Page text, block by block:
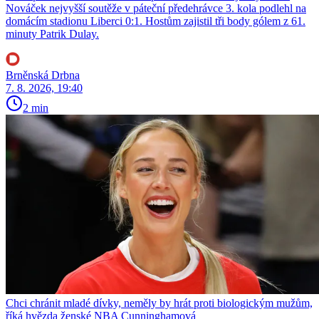
Nováček nejvyšší soutěže v páteční předehrávce 3. kola podlehl na
domácím stadionu Liberci 0:1. Hostům zajistil tři body gólem z 61.
minuty Patrik Dulay.
Brněnská Drbna
7. 8. 2026, 19:40
2 min
Chci chránit mladé dívky, neměly by hrát proti biologickým mužům,
říká hvězda ženské NBA Cunninghamová